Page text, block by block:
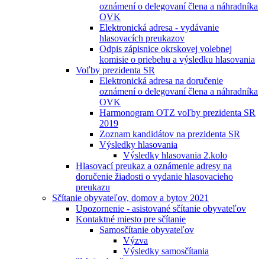
oznámení o delegovaní člena a náhradníka
OVK
Elektronická adresa - vydávanie
hlasovacích preukazov
Odpis zápisnice okrskovej volebnej
komisie o priebehu a výsledku hlasovania
Voľby prezidenta SR
Elektronická adresa na doručenie
oznámení o delegovaní člena a náhradníka
OVK
Harmonogram OTZ voľby prezidenta SR
2019
Zoznam kandidátov na prezidenta SR
Výsledky hlasovania
Výsledky hlasovania 2.kolo
Hlasovací preukaz a oznámenie adresy na
doručenie žiadosti o vydanie hlasovacieho
preukazu
Sčítanie obyvateľov, domov a bytov 2021
Upozornenie - asistované sčítanie obyvateľov
Kontaktné miesto pre sčítanie
Samosčítanie obyvateľov
Výzva
Výsledky samosčítania